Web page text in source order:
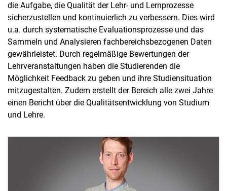
Dekanat
Geschäftsstelle
Fachbereichsreferat
Studienservice
Qualitätssicherung in Studium und Lehre
Studierendenmarketing
Bachelor- und Mastersurveys
Lehrevaluation
Ausschüsse
die Aufgabe, die Qualität der Lehr- und Lernprozesse
sicherzustellen und kontinuierlich zu verbessern. Dies wird
u.a. durch systematische Evaluationsprozesse und das
Sammeln und Analysieren fachbereichsbezogenen Daten
gewährleistet. Durch regelmäßige Bewertungen der
Lehrveranstaltungen haben die Studierenden die
Möglichkeit Feedback zu geben und ihre Studiensituation
mitzugestalten. Zudem erstellt der Bereich alle zwei Jahre
einen Bericht über die Qualitätsentwicklung von Studium
und Lehre.